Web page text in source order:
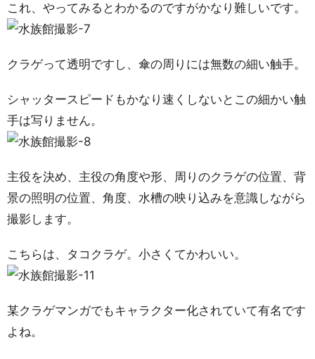
これ、やってみるとわかるのですがかなり難しいです。
クラゲって透明ですし、傘の周りには無数の細い触手。
シャッタースピードもかなり速くしないとこの細かい触
手は写りません。
主役を決め、主役の角度や形、周りのクラゲの位置、背
景の照明の位置、角度、水槽の映り込みを意識しながら
撮影します。
こちらは、タコクラゲ。小さくてかわいい。
某クラゲマンガでもキャラクター化されていて有名です
よね。